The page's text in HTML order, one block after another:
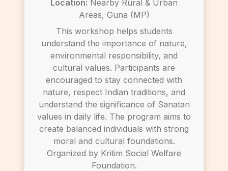
Location: Nearby Rural & Urban
Areas, Guna (MP)
This workshop helps students
understand the importance of nature,
environmental responsibility, and
cultural values. Participants are
encouraged to stay connected with
nature, respect Indian traditions, and
understand the significance of Sanatan
values in daily life. The program aims to
create balanced individuals with strong
moral and cultural foundations.
Organized by Kritim Social Welfare
Foundation.